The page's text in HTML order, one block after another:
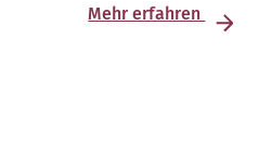
Mehr erfahren